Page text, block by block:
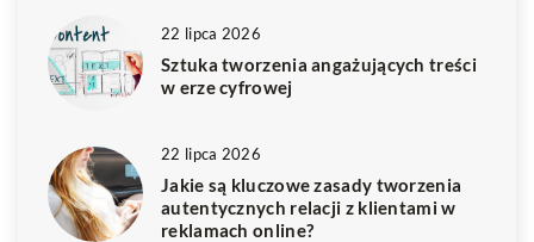
22 lipca 2026
Sztuka tworzenia angażujących treści
w erze cyfrowej
22 lipca 2026
Jakie są kluczowe zasady tworzenia
autentycznych relacji z klientami w
reklamach online?